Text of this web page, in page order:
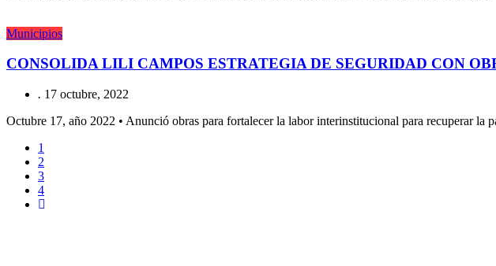
Municipios
CONSOLIDA LILI CAMPOS ESTRATEGIA DE SEGURIDAD CON
. 17 octubre, 2022
Octubre 17, año 2022 • Anunció obras para fortalecer la labor interinstitucional para recuperar la
1
2
3
4